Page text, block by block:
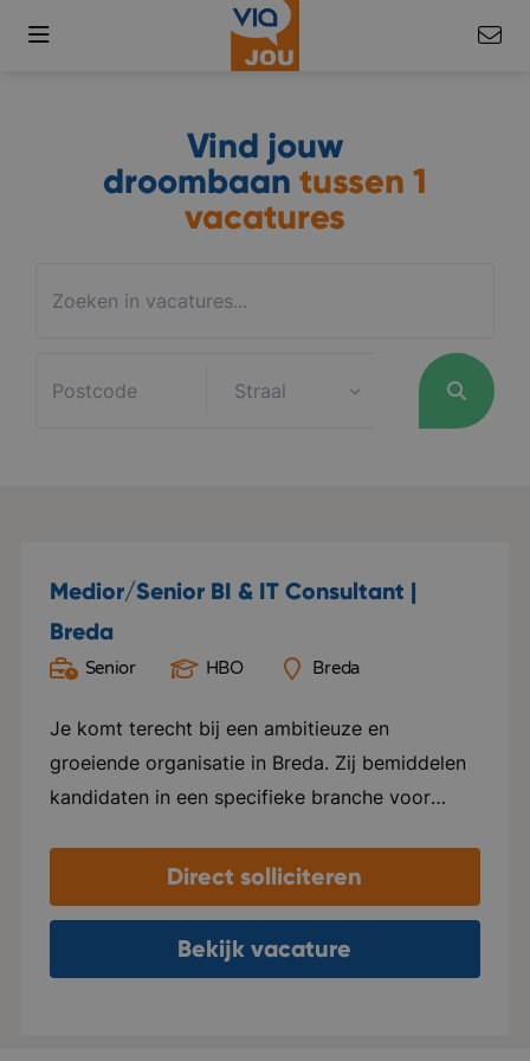
Vind jouw
droombaan tussen 1
vacatures
Medior/Senior BI & IT Consultant |
Breda
Senior HBO Breda
Je komt terecht bij een ambitieuze en
groeiende organisatie in Breda. Zij bemiddelen
kandidaten in een specifieke branche voor
voorop en mede daardoor zijn zij uitgegroeid
tot een bekende speler in hun vakgebied.
Daarnaast organiseren ze unieke en
toonaangevende evenementen voor hun
Direct solliciteren
Bekijk vacature